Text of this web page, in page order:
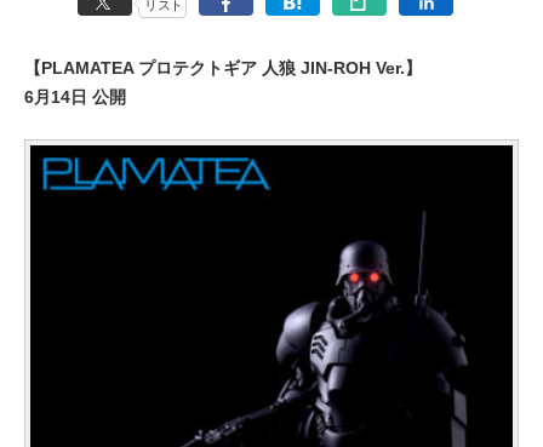
リスト
【PLAMATEA プロテクトギア 人狼 JIN-ROH Ver.】
6月14日 公開